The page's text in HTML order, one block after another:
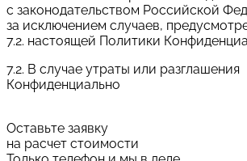
с законодательством Российской
за исключением случаев,
7.2. настоящей Политики
7.2. В случае утраты или разглашения
Конфиденциально
Оставьте заявку
на расчет стоимости